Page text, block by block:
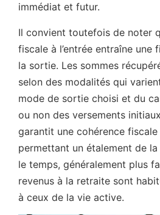
immédiat et futur.
Il convient toutefois de noter
fiscale à l’entrée entraîne une
la sortie. Les sommes
selon des modalités qui
mode de sortie choisi et du
ou non des versements
garantit une cohérence
permettant un étalement de
le temps, généralement plus
revenus à la retraite sont
à ceux de la vie active.